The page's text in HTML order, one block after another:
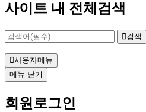
사이트 내 전체검색
검색
사용자메뉴
메뉴 닫기
회원로그인